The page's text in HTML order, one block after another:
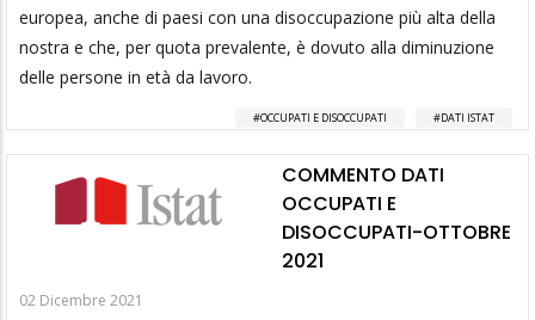
europea, anche di paesi con una disoccupazione più alta della
nostra e che, per quota prevalente, è dovuto alla diminuzione
delle persone in età da lavoro.
OCCUPATI E DISOCCUPATI DATI ISTAT
COMMENTO DATI
OCCUPATI E
DISOCCUPATI-OTTOBRE
2021
02 Dicembre 2021